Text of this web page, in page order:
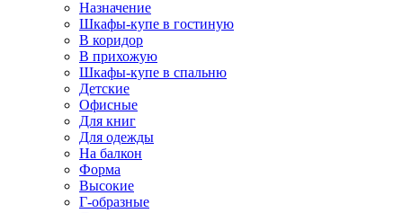
Назначение
Шкафы-купе в гостиную
В коридор
В прихожую
Шкафы-купе в спальню
Детские
Офисные
Для книг
Для одежды
На балкон
Форма
Высокие
Г-образные